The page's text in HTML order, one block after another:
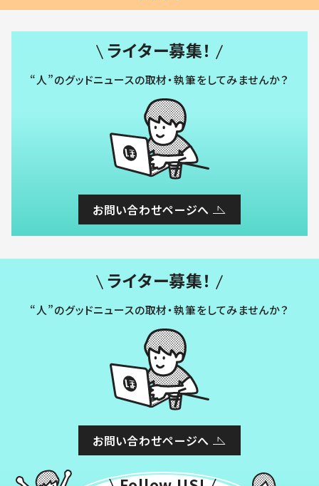
ライター募集！
“人”のグッドニュースの取材・執筆をしてみませんか？
お問い合わせページへ
ライター募集！
“人”のグッドニュースの取材・執筆をしてみませんか？
お問い合わせページへ